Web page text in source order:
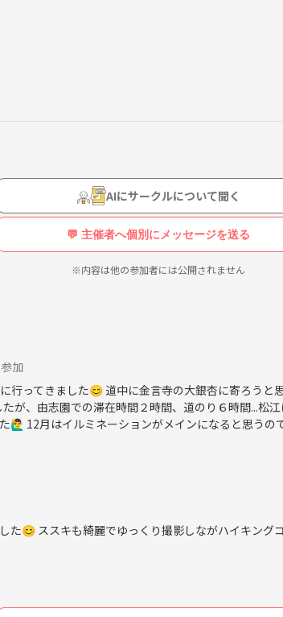
思います☺️
る事、人との繋がりを楽しめるサークルにしたいと
ただいた方へ。
書きで構いませんので、入力して送信をお願いいたし
ければと思います。
AIにサークルについて聞く
💬 主催者へ個別にメッセージを送る
※内容は他の参加者には公開されません
加
行ってきました😊 道中に金言寺の大銀杏に寄ろうと
が、由志園での滞在時間２時間、道のり６時間...松
12月はイルミネーションがメインになると思う
た😊 ススキも綺麗でゆっくり撮影しながハイキング